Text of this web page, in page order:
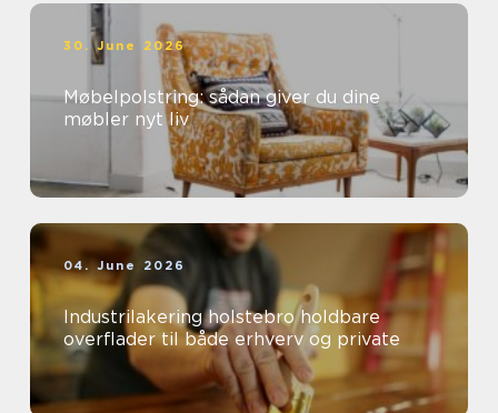
30. June 2026
Møbelpolstring: sådan giver du dine
møbler nyt liv
04. June 2026
Industrilakering holstebro holdbare
overflader til både erhverv og private